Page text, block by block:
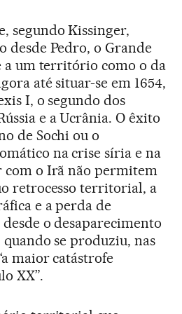
segundo Kissinger,
desde Pedro, o Grande
a um território como o da
até situar-se em 1654,
I, o segundo dos
e a Ucrânia. O êxito
de Sochi ou o
na crise síria e na
com o Irã não permitem
retrocesso territorial, a
e a perda de
o desaparecimento
se produziu, nas
maior catástrofe
XX”.